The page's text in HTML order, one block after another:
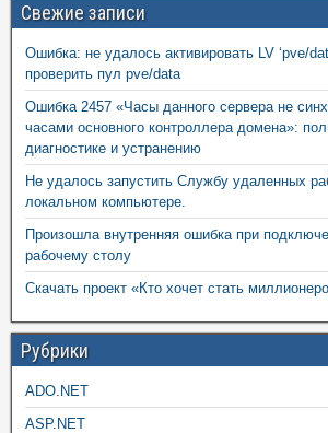
Свежие записи
Ошибка: не удалось активировать LV ‘pve/
проверить пул pve/data
Ошибка 2457 «Часы данного сервера не
часами основного контроллера домена»:
диагностике и устранению
Не удалось запустить Службу удаленных
локальном компьютере.
Произошла внутренняя ошибка при
рабочему столу
Скачать проект «Кто хочет стать
Рубрики
ADO.NET
ASP.NET